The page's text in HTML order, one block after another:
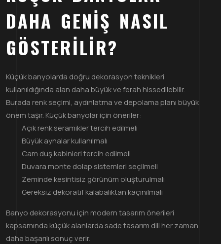
DAHA GENIŞ NASIL
GÖSTERILIR?
Küçük banyolarda doğru dekorasyon teknikleri
kullanıldığında alan daha büyük ve ferah hissedilebilir.
Burada renk seçimi, aydınlatma ve depolama planı büyük
önem taşır. Küçük banyolar için öneriler:
Açık renk seramikler tercih edilmeli
Büyük aynalar kullanılmalı
Cam duş kabinleri tercih edilmeli
Duvara monte dolap sistemleri seçilmeli
Zeminde kesintisiz görünüm oluşturulmalı
Gereksiz dekoratif kalabalıktan kaçınılmalı
Banyo dekorasyonu için modern tasarım önerileri
kapsamında küçük alanlarda sade tasarım dili her zaman
daha başarılı sonuç verir.